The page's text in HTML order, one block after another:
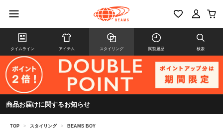
タイムライン アイテム スタイリング 閲覧履歴 検索
商品お届けに関するお知らせ
TOP > スタイリング > BEAMS BOY